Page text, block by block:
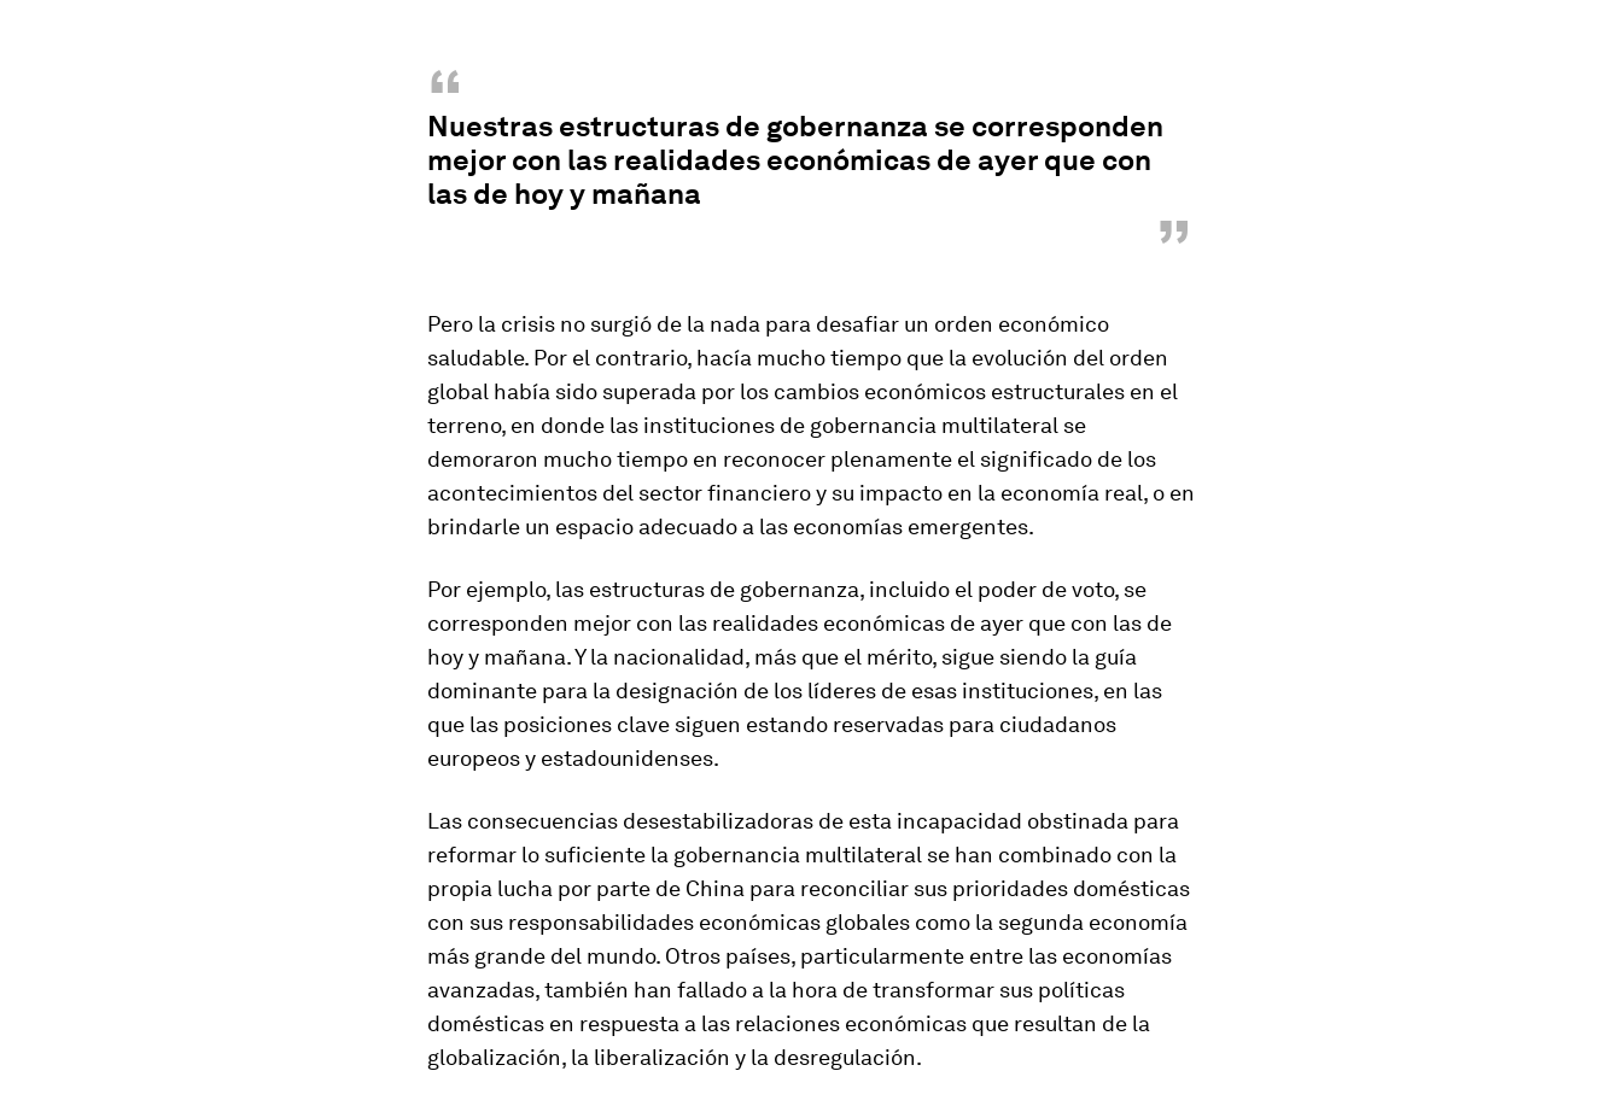
“
Nuestras estructuras de gobernanza se corresponden
mejor con las realidades económicas de ayer que con
las de hoy y mañana
”
Pero la crisis no surgió de la nada para desafiar un orden económico
saludable. Por el contrario, hacía mucho tiempo que la evolución del orden
global había sido superada por los cambios económicos estructurales en el
terreno, en donde las instituciones de gobernancia multilateral se
demoraron mucho tiempo en reconocer plenamente el significado de los
acontecimientos del sector financiero y su impacto en la economía real, o en
brindarle un espacio adecuado a las economías emergentes.
Por ejemplo, las estructuras de gobernanza, incluido el poder de voto, se
corresponden mejor con las realidades económicas de ayer que con las de
hoy y mañana. Y la nacionalidad, más que el mérito, sigue siendo la guía
dominante para la designación de los líderes de esas instituciones, en las
que las posiciones clave siguen estando reservadas para ciudadanos
europeos y estadounidenses.
Las consecuencias desestabilizadoras de esta incapacidad obstinada para
reformar lo suficiente la gobernancia multilateral se han combinado con la
propia lucha por parte de China para reconciliar sus prioridades domésticas
con sus responsabilidades económicas globales como la segunda economía
más grande del mundo. Otros países, particularmente entre las economías
avanzadas, también han fallado a la hora de transformar sus políticas
domésticas en respuesta a las relaciones económicas que resultan de la
globalización, la liberalización y la desregulación.